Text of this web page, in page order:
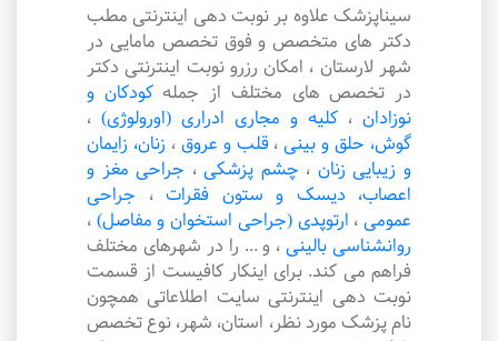
سیناپزشک علاوه بر نوبت دهی اینترنتی مطب
دکتر های متخصص و فوق تخصص مامایی در
شهر لارستان ، امکان رزرو نوبت اینترنتی دکتر
در تخصص های مختلف از جملهکودکان و
نوزادان ، کلیه و مجاری ادراری (اورولوژی) ،
گوش، حلق و بینی ، قلب و عروق ، زنان، زایمان
و زیبایی زنان ، چشم پزشکی ، جراحی مغز و
اعصاب، دیسک و ستون فقرات ، جراحی
عمومی ، ارتوپدی (جراحی استخوان و مفاصل) ،
روانشناسی بالینی ، و ... را در شهرهای مختلف
فراهم می کند. برای اینکار کافیست از قسمت
نوبت دهی اینترنتی سایت اطلاعاتی همچون
نام پزشک مورد نظر، استان، شهر، نوع تخصص